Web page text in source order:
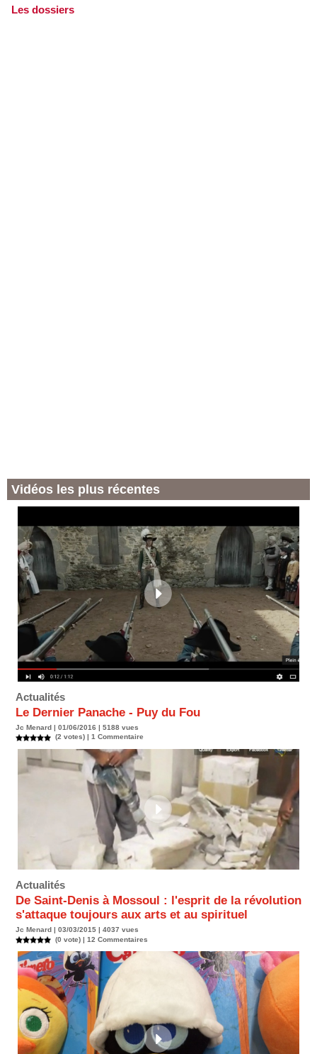
Les dossiers
Vidéos les plus récentes
Actualités
Le Dernier Panache - Puy du Fou
Jc Menard | 01/06/2016 | 5188 vues
(2 votes) | 1 Commentaire
Actualités
De Saint-Denis à Mossoul : l'esprit de la révolution
s'attaque toujours aux arts et au spirituel
Jc Menard | 03/03/2015 | 4037 vues
(0 vote) | 12 Commentaires